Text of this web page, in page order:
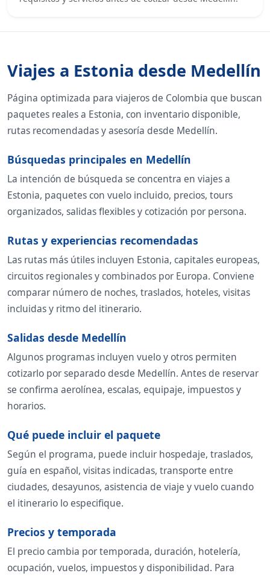
Viajes a Estonia desde Medellín
Página optimizada para viajeros de Colombia que buscan
paquetes reales a Estonia, con inventario disponible,
rutas recomendadas y asesoría desde Medellín.
Búsquedas principales en Medellín
La intención de búsqueda se concentra en viajes a
Estonia, paquetes con vuelo incluido, precios, tours
organizados, salidas flexibles y cotización por persona.
Rutas y experiencias recomendadas
Las rutas más útiles incluyen Estonia, capitales europeas,
circuitos regionales y combinados por Europa. Conviene
comparar número de noches, traslados, hoteles, visitas
incluidas y ritmo del itinerario.
Salidas desde Medellín
Algunos programas incluyen vuelo y otros permiten
cotizarlo por separado desde Medellín. Antes de reservar
se confirma aerolínea, escalas, equipaje, impuestos y
horarios.
Qué puede incluir el paquete
Según el programa, puede incluir hospedaje, traslados,
guía en español, visitas indicadas, transporte entre
ciudades, desayunos, asistencia de viaje y vuelo cuando
el itinerario lo especifique.
Precios y temporada
El precio cambia por temporada, duración, hotelería,
ocupación, vuelos, impuestos y disponibilidad. Para